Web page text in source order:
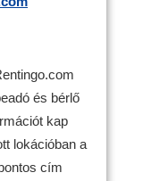
és bérlő
kap
lokációban a
cím